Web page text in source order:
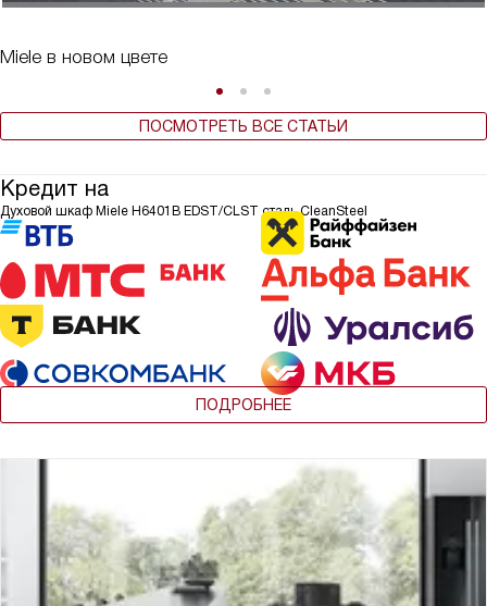
Miele в новом цвете
ПОСМОТРЕТЬ ВСЕ СТАТЬИ
Кредит на
Духовой шкаф Miele H6401B EDST/CLST сталь CleanSteel
ПОДРОБНЕЕ